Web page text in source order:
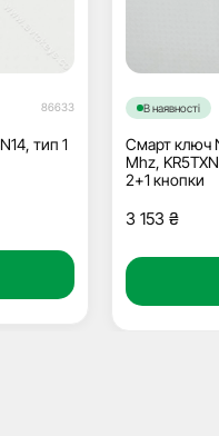
86633
тип 1
В наявності
Смарт ключ
Mhz,
2+1 кнопки
3 153 ₴